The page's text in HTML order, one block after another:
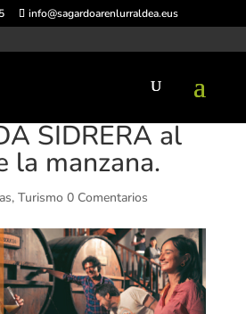
info@sagardoarenlurraldea.eus
SIDRERA al
la manzana.
, Turismo 0 Comentarios